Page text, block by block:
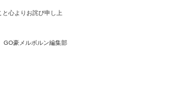
心よりお詫び申し上
GO豪メルボルン編集部